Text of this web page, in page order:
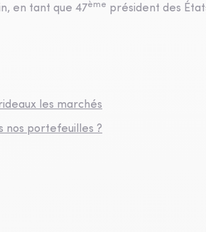
en tant que 47ème président des
les marchés
nos portefeuilles ?